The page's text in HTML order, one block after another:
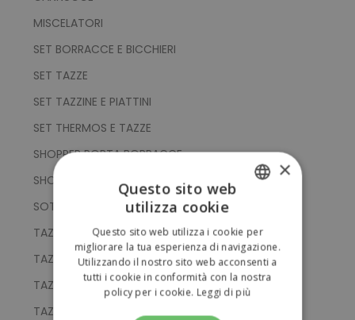
MISCELATORI
SET BORRACCE E BICCHIERI
SET TAZZE
SET TAZZINE E PIATTINI
SET THERMOS E TAZZE
SHOPPER PORTA BORRACCE
SHOPPER PORTA THERMOS
SOTTOBICCHIERI
TAZZE CON SUPERFICIE LAVAGNA
TAZZE DI LEGNO
TAZZE DOPPIO STRATO
TAZZE IN ACCIAIO
ENGLISH
×
Questo sito web
utilizza cookie
Questo sito web utilizza i cookie per
migliorare la tua esperienza di navigazione.
Utilizzando il nostro sito web acconsenti a
tutti i cookie in conformità con la nostra
policy per i cookie. Leggi di più